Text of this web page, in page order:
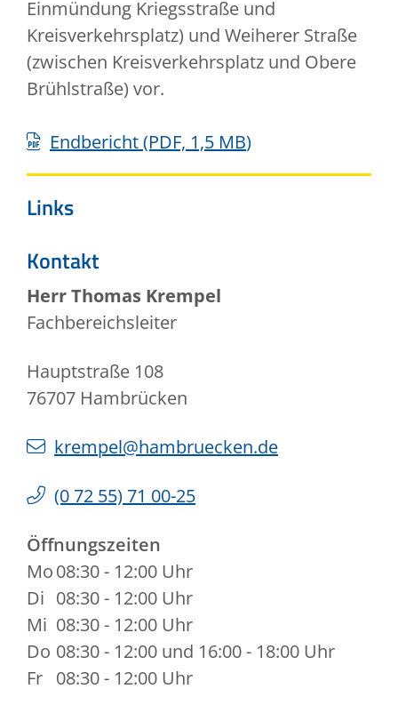
Einmündung Kriegsstraße und
Kreisverkehrsplatz) und Weiherer Straße
(zwischen Kreisverkehrsplatz und Obere
Brühlstraße) vor.
Endbericht(PDF, 1,5 MB)
Links
Kontakt
HerrThomas Krempel
Fachbereichsleiter
Hauptstraße 108
76707 Hambrücken
krempel@hambruecken.de
(072 55) 71 00-25
Öffnungszeiten
Mo08:30 - 12:00 Uhr
Di 08:30 - 12:00 Uhr
Mi 08:30 - 12:00 Uhr
Do 08:30 - 12:00 und 16:00 - 18:00 Uhr
Fr 08:30 - 12:00 Uhr